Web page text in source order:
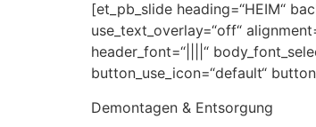
[et_pb_slide heading=“HEIM“
use_text_overlay=“off“
header_font=“||||“
button_use_icon=“default“
Demontagen & Entsorgung